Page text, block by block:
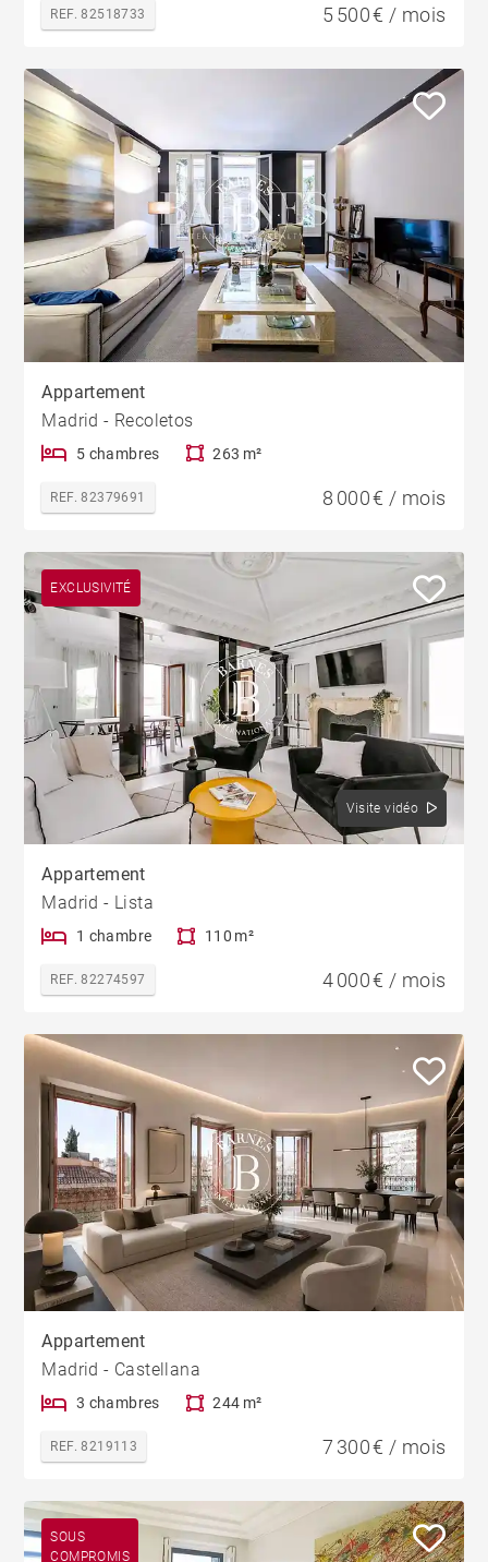
REF. 82518733 5 500 € / mois
Appartement
Madrid - Recoletos
5 chambres 263 m²
REF. 82379691 8 000 € / mois
EXCLUSIVITÉ
Visite vidéo
Appartement
Madrid - Lista
1 chambre 110 m²
REF. 82274597 4 000 € / mois
Appartement
Madrid - Castellana
3 chambres 244 m²
REF. 8219113 7 300 € / mois
SOUS
COMPROMIS